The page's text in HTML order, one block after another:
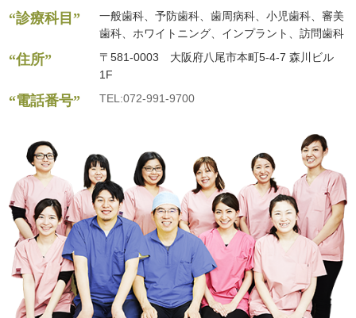
“診療科目”
一般歯科、予防歯科、歯周病科、小児歯科、審美
歯科、ホワイトニング、インプラント、訪問歯科
“住所”
〒581-0003 大阪府八尾市本町5-4-7 森川ビル
1F
“電話番号” TEL:072-991-9700